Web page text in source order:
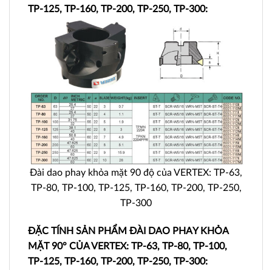
TP-125, TP-160, TP-200, TP-250, TP-300:
Đài dao phay khỏa mặt 90 độ của VERTEX: TP-63,
TP-80, TP-100, TP-125, TP-160, TP-200, TP-250,
TP-300
ĐẶC TÍNH SẢN PHẨM ĐÀI DAO PHAY KHỎA
MẶT 90° CỦA VERTEX: TP-63, TP-80, TP-100,
TP-125, TP-160, TP-200, TP-250, TP-300: